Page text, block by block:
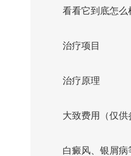
看看它到底怎么
治疗项目
治疗原理
大致费用（仅供
白癜风、银屑病